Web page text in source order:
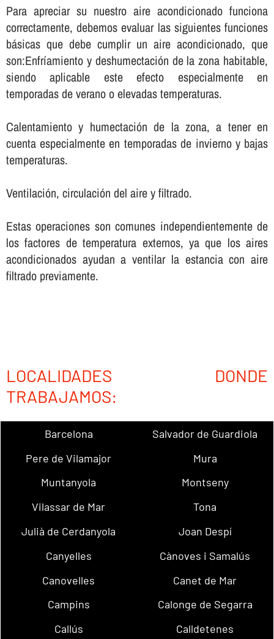
Para apreciar su nuestro aire acondicionado funciona
correctamente, debemos evaluar las siguientes funciones
básicas que debe cumplir un aire acondicionado, que
son:Enfrí­amiento y deshumectación de la zona habitable,
siendo aplicable este efecto especialmente en
temporadas de verano o elevadas temperaturas.
Calentamiento y humectación de la zona, a tener en
cuenta especialmente en temporadas de invierno y bajas
temperaturas.
Ventilación, circulación del aire y filtrado.
Estas operaciones son comunes independientemente de
los factores de temperatura externos, ya que los aires
acondicionados ayudan a ventilar la estancia con aire
filtrado previamente.
LOCALIDADES DONDE
TRABAJAMOS:
Barcelona
Salvador de Guardiola
Pere de Vilamajor
Mura
Muntanyola
Montseny
Vilassar de Mar
Tona
Julià de Cerdanyola
Joan Despí
Canyelles
Cànoves i Samalús
Canovelles
Canet de Mar
Campins
Calonge de Segarra
Callús
Calldetenes